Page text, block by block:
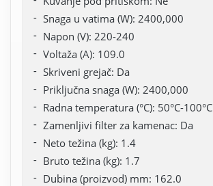
Snaga u vatima (W): 2400,000
Napon (V): 220-240
Voltaža (A): 109.0
Skriveni grejač: Da
Priključna snaga (W): 2400,000
Radna temperatura (°C): 50°C-100°C
Zamenljivi filter za kamenac: Da
Neto težina (kg): 1.4
Bruto težina (kg): 1.7
Dubina (proizvod) mm: 162.0